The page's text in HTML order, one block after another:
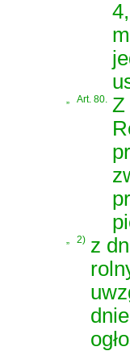
Art. 80.
Z
2) z